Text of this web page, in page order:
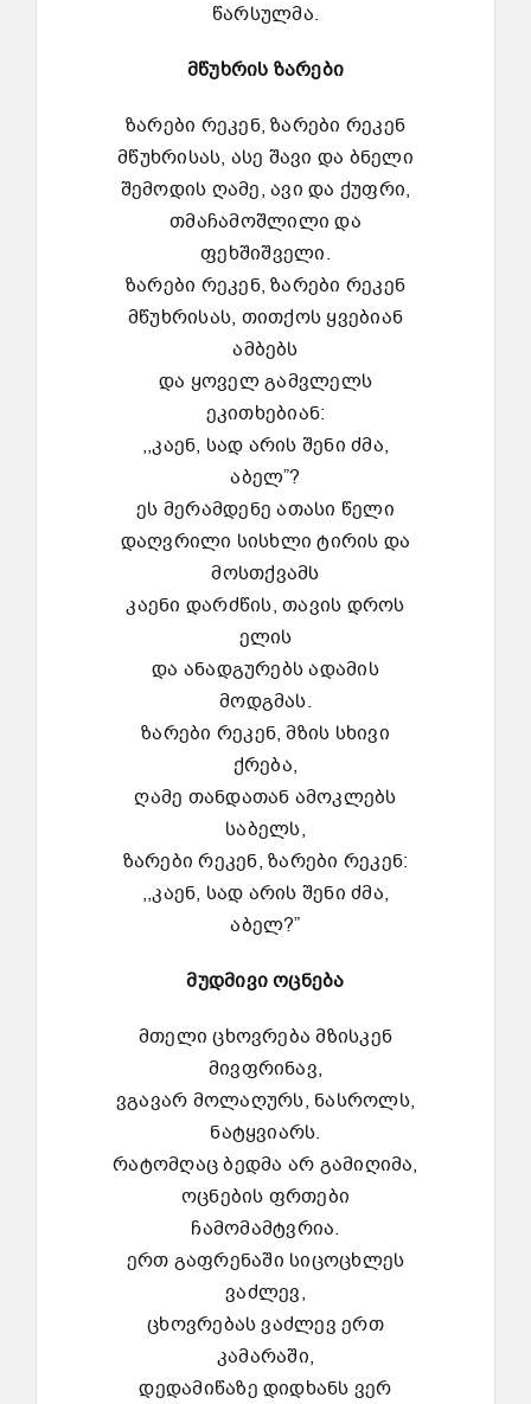
წარსულმა.
მწუხრის ზარები
ზარები რეკენ, ზარები რეკენ
მწუხრისას, ასე შავი და ბნელი
შემოდის ღამე, ავი და ქუფრი,
თმაჩამოშლილი და
ფეხშიშველი.
ზარები რეკენ, ზარები რეკენ
მწუხრისას, თითქოს ყვებიან
ამბებს
და ყოველ გამვლელს
ეკითხებიან:
,,კაენ, სად არის შენი ძმა,
აბელ”?
ეს მერამდენე ათასი წელი
დაღვრილი სისხლი ტირის და
მოსთქვამს
კაენი დარძწის, თავის დროს
ელის
და ანადგურებს ადამის
მოდგმას.
ზარები რეკენ, მზის სხივი
ქრება,
ღამე თანდათან ამოკლებს
საბელს,
ზარები რეკენ, ზარები რეკენ:
,,კაენ, სად არის შენი ძმა,
აბელ?”
მუდმივიოცნება
მთელი ცხოვრება მზისკენ
მივფრინავ,
ვგავარ მოლაღურს, ნასროლს,
ნატყვიარს.
რატომღაც ბედმა არ გამიღიმა,
ოცნების ფრთები
ჩამომამტვრია.
ერთ გაფრენაში სიცოცხლეს
ვაძლევ,
ცხოვრებას ვაძლევ ერთ
კამარაში,
დედამიწაზე დიდხანს ვერ